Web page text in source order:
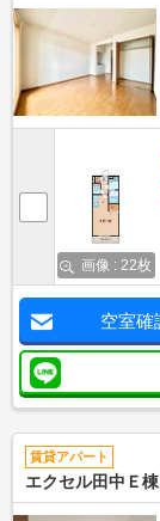
画像 : 22枚
空室確
賃貸アパート
エクセル田中Ｅ棟